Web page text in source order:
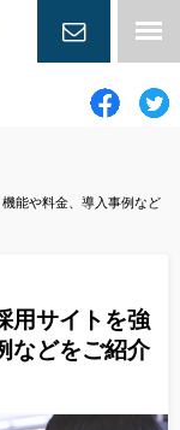
お問い合
能や料金、導入事例など
用サイトを強
などをご紹介